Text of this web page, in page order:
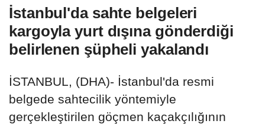
İstanbul'da sahte belgeleri
kargoyla yurt dışına gönderdiği
belirlenen şüpheli yakalandı
İSTANBUL, (DHA)- İstanbul'da resmi
belgede sahtecilik yöntemiyle
gerçekleştirilen göçmen kaçakçılığının